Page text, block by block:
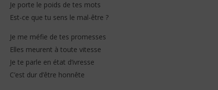
Je porte le poids de tes mots
Est-ce que tu sens le mal-être ?
Je me méfie de tes promesses
Elles meurent à toute vitesse
Je te parle en état d’ivresse
C’est dur d’être honnête